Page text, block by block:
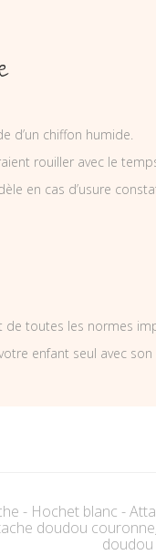
d’un chiffon humide.
rouiller avec le
en cas d’usure
de toutes les normes
enfant seul avec
- Hochet blanc -
doudou couronne
doudou